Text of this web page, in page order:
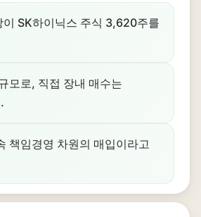
이 SK하이닉스 주식 3,620주를
모로, 직접 장내 매수는
책임경영 차원의 매입이라고